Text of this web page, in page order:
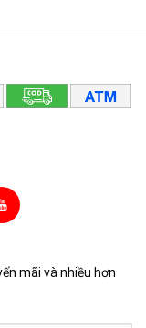
mãi và nhiều hơn